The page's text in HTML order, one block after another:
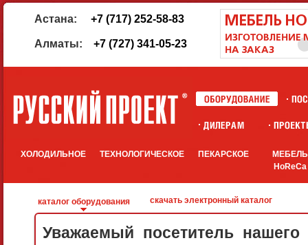
Астана: +7 (717) 252-58-83
Алматы: +7 (727) 341-05-23
ХОЛОДИЛЬНОЕ ТЕХНОЛОГИЧЕСКОЕ ПЕКАРСКОЕ
МЕБЕЛЬ
HoReCa
каталог оборудования скачать электронный каталог
Уважаемый посетитель